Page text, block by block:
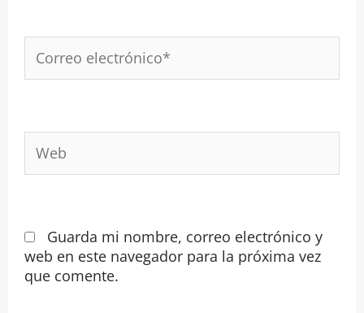
electrónico*
Guarda mi nombre, correo electrónico y
web en este navegador para la próxima vez
que comente.